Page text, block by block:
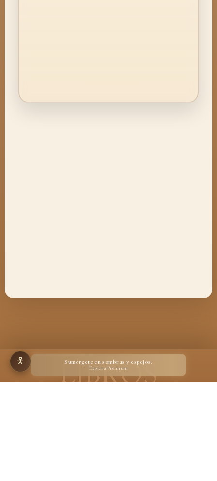
Sumérgete en sombras y espejos.
Explora Premium